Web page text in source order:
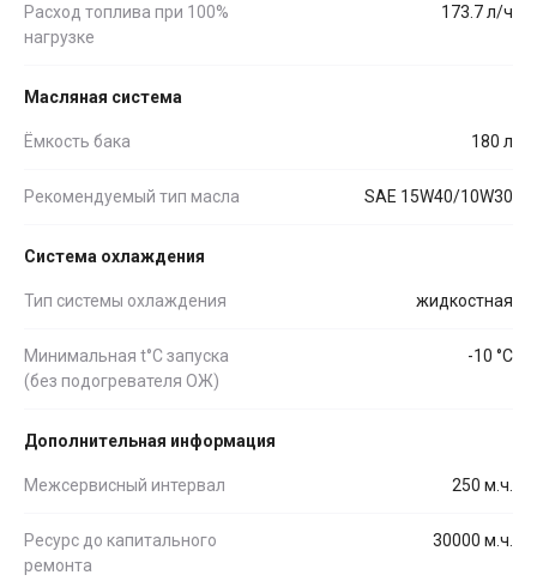
Расход топлива при 100%
нагрузке
173.7 л/ч
Масляная система
Ёмкость бака 180 л
Рекомендуемый тип масла SAE 15W40/10W30
Система охлаждения
Тип системы охлаждения жидкостная
Минимальная t°С запуска
(без подогревателя ОЖ)
-10 °С
Дополнительная информация
Межсервисный интервал 250 м.ч.
Ресурс до капитального
ремонта
30000 м.ч.